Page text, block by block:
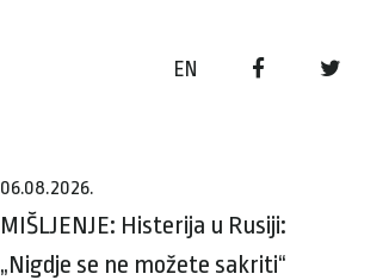
EN
06.08.2026.
MIŠLJENJE: Histerija u Rusiji:
„Nigdje se ne možete sakriti“